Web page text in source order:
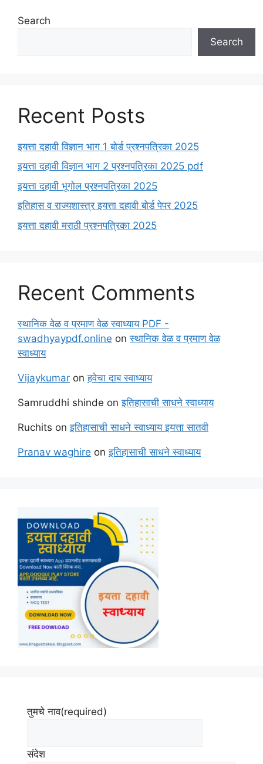
Search
Search
Recent Posts
इयत्ता दहावी विज्ञान भाग 1 बोर्ड प्रश्नपत्रिका 2025
इयत्ता दहावी विज्ञान भाग 2 प्रश्नपत्रिका 2025 pdf
इयत्ता दहावी भूगोल प्रश्नपत्रिका 2025
इतिहास व राज्यशास्त्र इयत्ता दहावी बोर्ड पेपर 2025
इयत्ता दहावी मराठी प्रश्नपत्रिका 2025
Recent Comments
स्थानिक वेळ व प्रमाण वेळ स्वाध्याय PDF -
swadhyaypdf.online onस्थानिक वेळ व प्रमाण वेळ
स्वाध्याय
Vijaykumar onहवेचा दाब स्वाध्याय
Samruddhi shinde onइतिहासाची साधने स्वाध्याय
Ruchits onइतिहासाची साधने स्वाध्याय इयत्ता सातवी
Pranav waghire onइतिहासाची साधने स्वाध्याय
तुमचे नाव(required)
संदेश